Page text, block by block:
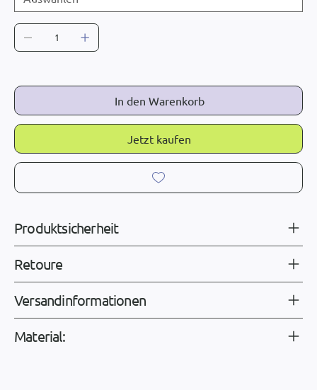
In den Warenkorb
Jetzt kaufen
Produktsicherheit
Retoure
Versandinformationen
Material: